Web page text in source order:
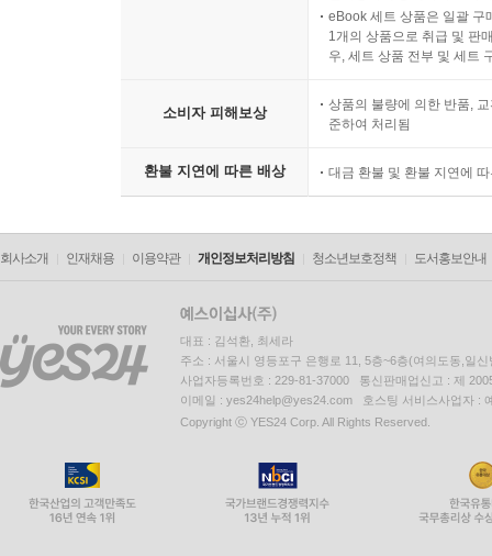
eBook 세트 상품은 일괄 구
1개의 상품으로 취급 및 판
우, 세트 상품 전부 및 세트
소비자 피해보상
상품의 불량에 의한 반품,
준하여 처리됨
환불 지연에 따른 배상 대금 환불 및 환불 지연에
회사소개 인재채용 이용약관 개인정보처리방침 청소년보호정책 도서홍보안내
대표 : 김석환, 최세라
주소 : 서울시 영등포구 은행로 11, 5층~6층(여의도동,일신
사업자등록번호 : 229-81-37000 통신판매업신고 : 제
이메일 : yes24help@yes24.com 호스팅 서비스사업자 :
Copyright ⓒ YES24 Corp. All Rights Reserved.